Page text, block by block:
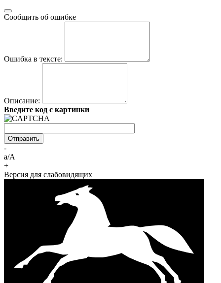
Сообщить об ошибке
Ошибка в тексте:
Описание:
Введите код с картинки
-
a/A
+
Версия для слабовидящих